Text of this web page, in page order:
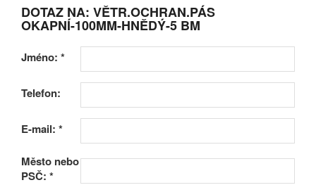
DOTAZ NA: VĚTR.OCHRAN.PÁS
OKAPNÍ-100MM-HNĚDÝ-5 BM
Jméno: *
Telefon:
E-mail: *
Město nebo
PSČ: *